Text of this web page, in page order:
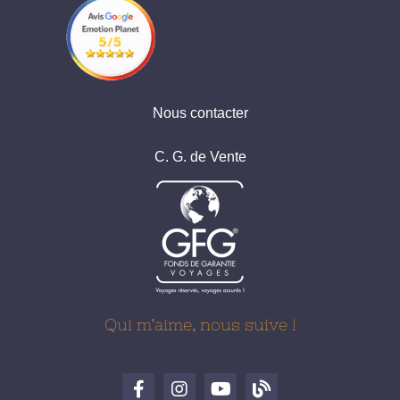
Nous contacter
C. G. de Vente
Qui m’aime, nous suive !